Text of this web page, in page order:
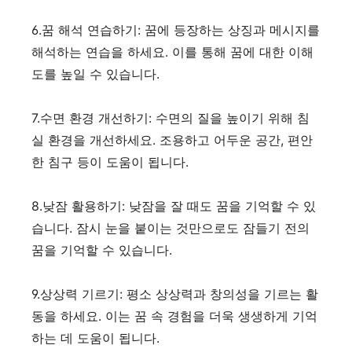
6.꿈 해석 연습하기: 꿈에 등장하는 상징과 메시지를
해석하는 연습을 하세요. 이를 통해 꿈에 대한 이해
도를 높일 수 있습니다.
7.수면 환경 개선하기: 수면의 질을 높이기 위해 침
실 환경을 개선하세요. 조용하고 어두운 공간, 편안
한 침구 등이 도움이 됩니다.
8.낮잠 활용하기: 낮잠을 잘 때도 꿈을 기억할 수 있
습니다. 잠시 눈을 붙이는 것만으로도 잠들기 전의
꿈을 기억할 수 있습니다.
9.상상력 기르기: 평소 상상력과 창의성을 기르는 활
동을 하세요. 이는 꿈 속 경험을 더욱 생생하게 기억
하는 데 도움이 됩니다.